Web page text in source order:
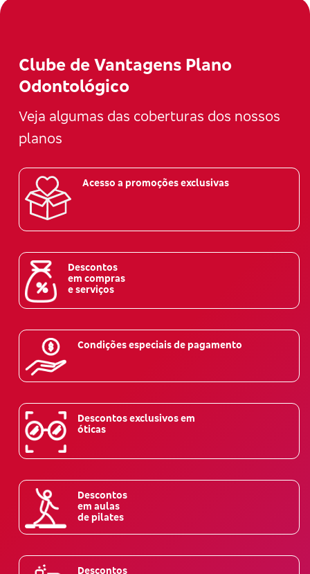
Clube de Vantagens Plano
Odontológico
Veja algumas das coberturas dos nossos
planos
Acesso a promoções exclusivas
Descontos
em compras
e serviços
Condições especiais de pagamento
Descontos exclusivos em
óticas
Descontos
em aulas
de pilates
Descontos